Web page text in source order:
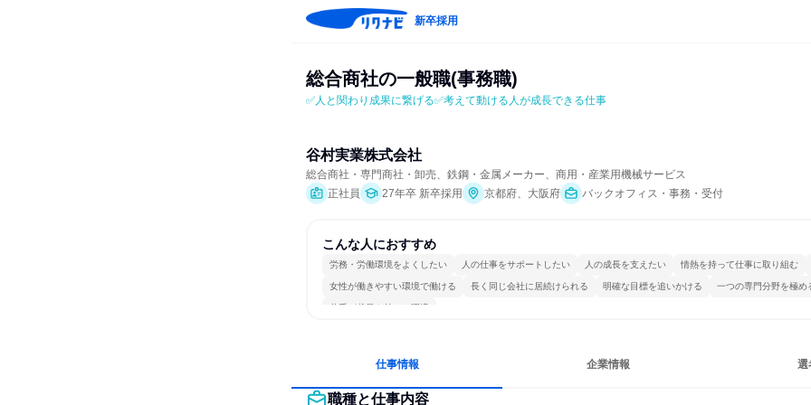
新卒採用
総合商社の一般職(事務職)
✅人と関わり成果に繋げる✅考えて動ける人が成長できる仕事
谷村実業株式会社
総合商社・専門商社・卸売、鉄鋼・金属メーカー、商用・産業用機械サービス
正社員
27年卒 新卒採用 京都府、大阪府 バックオフィス・事務・受付
こんな人におすすめ
労務・労働環境をよくしたい 人の仕事をサポートしたい 人の成長を支えたい 情熱を持って仕事に取り組む
女性が働きやすい環境で働ける 長く同じ会社に居続けられる 明確な目標を追いかける 一つの専門分野を極め
若手が裁量を持てる環境
仕事情報 企業情報 選
職種と仕事内容